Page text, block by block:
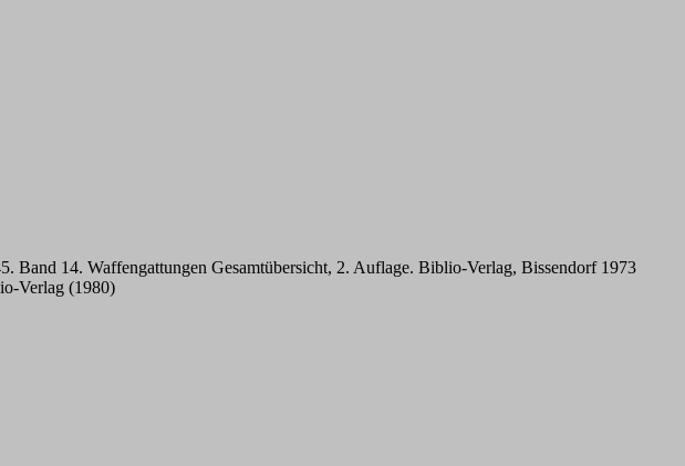
Band 14. Waffengattungen Gesamtübersicht, 2. Auflage. Biblio-Verlag, Bissendorf 1973
Verlag (1980)